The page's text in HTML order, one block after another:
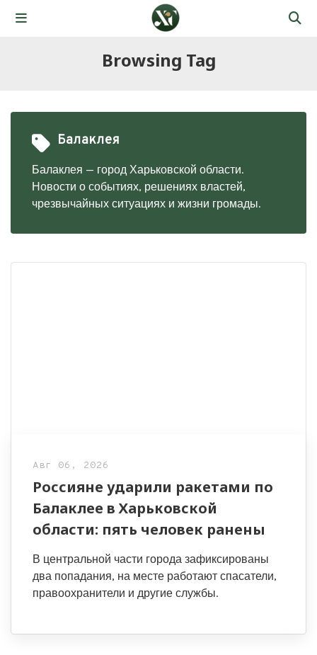
Browsing Tag
Балаклея
Балаклея — город Харьковской области.
Новости о событиях, решениях властей,
чрезвычайных ситуациях и жизни громады.
Авг 06, 2026
Россияне ударили ракетами по
Балаклее в Харьковской
области: пять человек ранены
В центральной части города зафиксированы
два попадания, на месте работают спасатели,
правоохранители и другие службы.